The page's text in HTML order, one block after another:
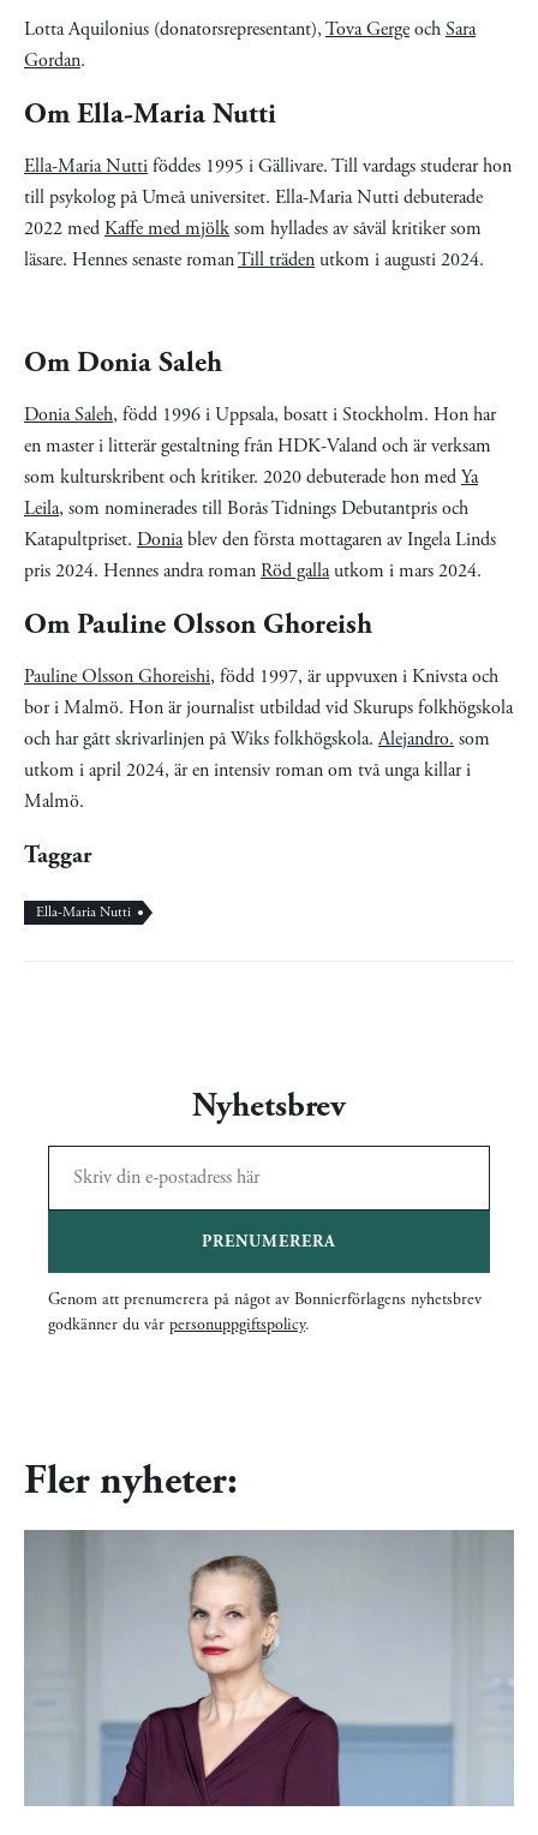
Lotta Aquilonius (donatorsrepresentant),Tova GergeochSara
Gordan.
Om Ella-Maria Nutti
Ella-Maria Nuttiföddes 1995 i Gällivare. Till vardags studerar hon
till psykolog på Umeå universitet. Ella-Maria Nutti debuterade
2022 medKaffe med mjölksom hyllades av såväl kritiker som
läsare. Hennes senaste romanTill trädenutkom i augusti 2024.
Om Donia Saleh
Donia Saleh, född 1996 i Uppsala, bosatt i Stockholm. Hon har
en master i litterär gestaltning från HDK-Valand och är verksam
som kulturskribent och kritiker. 2020 debuterade hon medYa
Leila, som nominerades till Borås Tidnings Debutantpris och
Katapultpriset. Doniablev den första mottagaren av Ingela Linds
pris 2024. Hennes andra romanRöd gallautkom i mars 2024.
Om Pauline Olsson Ghoreish
Pauline Olsson Ghoreishi, född 1997, är uppvuxen i Knivsta och
bor i Malmö. Hon är journalist utbildad vid Skurups folkhögskola
och har gått skrivarlinjen på Wiks folkhögskola.Alejandro.som
utkom i april 2024, är en intensiv roman om två unga killar i
Malmö.
Taggar
Ella-Maria Nutti
Nyhetsbrev
PRENUMERERA
Genom att prenumerera på något av Bonnierförlagens nyhetsbrev
godkänner du vår personuppgiftspolicy.
Fler nyheter: